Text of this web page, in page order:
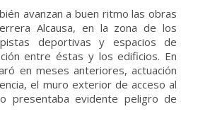
avanzan a buen ritmo las obras
Alcausa, en la zona de los
deportivas y espacios de
entre éstas y los edificios. En
en meses anteriores, actuación
el muro exterior de acceso al
presentaba evidente peligro de